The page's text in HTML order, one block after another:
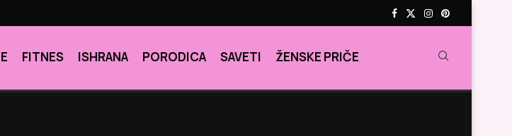
FITNES ISHRANA PORODICA SAVETI ŽENSKE PRIČE